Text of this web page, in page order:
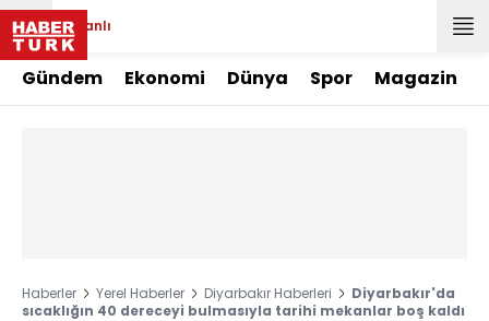
Canlı
Gündem Ekonomi Dünya Spor Magazin
Haberler Yerel Haberler Diyarbakır Haberleri
Diyarbakır'da
sıcaklığın 40 dereceyi bulmasıyla tarihi mekanlar boş kaldı